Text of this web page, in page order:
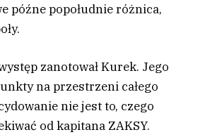
późne popołudnie różnica,
zanotował Kurek. Jego
na przestrzeni całego
nie jest to, czego
od kapitana ZAKSY.